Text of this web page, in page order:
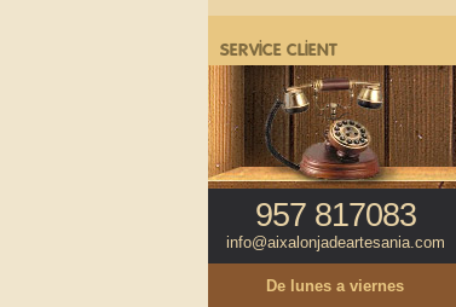
SERVICE CLIENT
957 817083
info@aixalonjadeartesania.com
De lunes a viernes